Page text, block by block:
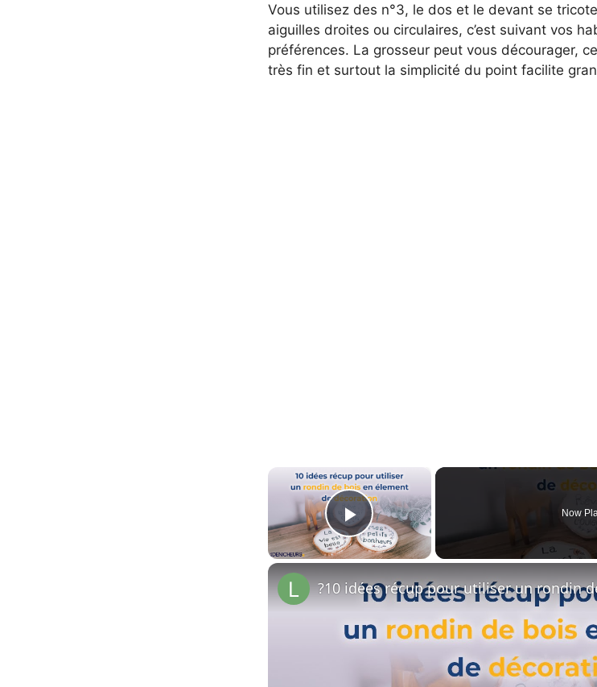
Vous utilisez des n°3, le dos et le devant se
aiguilles droites ou circulaires, c’est suivant vos
préférences. La grosseur peut vous décourager,
très fin et surtout la simplicité du point facilite
×
Play Video
Now